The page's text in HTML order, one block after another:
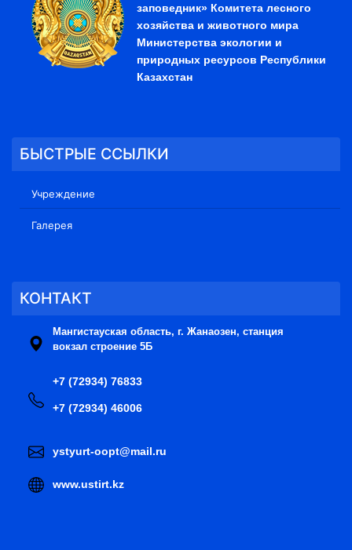
заповедник» Комитета лесного
хозяйства и животного мира
Министерства экологии и
природных ресурсов Республики
Казахстан
БЫСТРЫЕ ССЫЛКИ
Учреждение
Галерея
КОНТАКТ
Мангистауская область, г. Жанаозен, станция
вокзал строение 5Б
+7 (72934) 76833
+7 (72934) 46006
ystyurt-oopt@mail.ru
www.ustirt.kz